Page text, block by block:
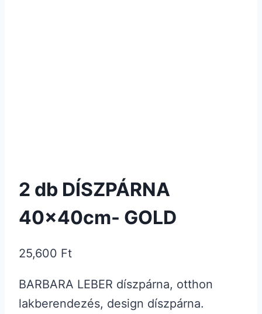
2 db DÍSZPÁRNA
40x40cm- GOLD
25,600 Ft
BARBARA LEBER díszpárna, otthon
lakberendezés, design díszpárna.